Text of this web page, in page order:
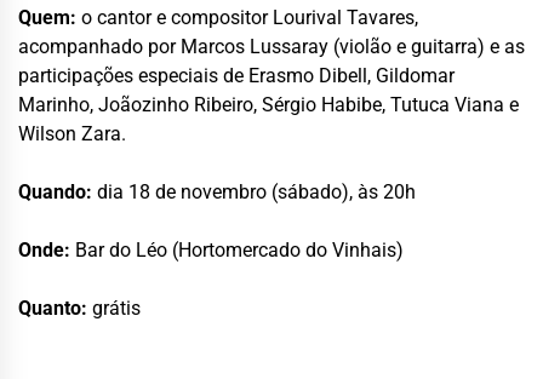
Quem: o cantor e compositor Lourival Tavares,
acompanhado por Marcos Lussaray (violão e guitarra) e as
participações especiais de Erasmo Dibell, Gildomar
Marinho, Joãozinho Ribeiro, Sérgio Habibe, Tutuca Viana e
Wilson Zara.
Quando: dia 18 de novembro (sábado), às 20h
Onde: Bar do Léo (Hortomercado do Vinhais)
Quanto: grátis